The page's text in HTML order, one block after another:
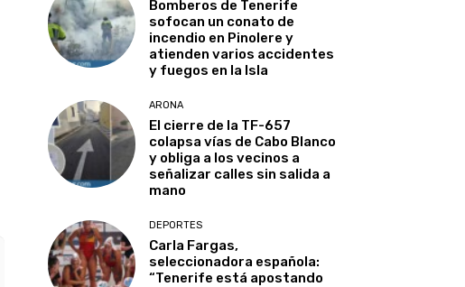
Bomberos de Tenerife
sofocan un conato de
incendio en Pinolere y
atienden varios accidentes
y fuegos en la Isla
ARONA
El cierre de la TF-657
colapsa vías de Cabo Blanco
y obliga a los vecinos a
señalizar calles sin salida a
mano
DEPORTES
Carla Fargas,
seleccionadora española:
“Tenerife está apostando